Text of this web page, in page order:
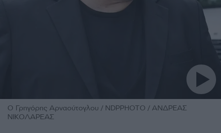
O Γρηγόρης Αρναούτογλου / NDPPHOTO / ΑΝΔΡΕΑΣ
ΝΙΚΟΛΑΡΕΑΣ